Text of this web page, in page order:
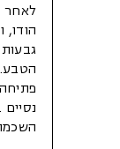
לאחר
הודו,